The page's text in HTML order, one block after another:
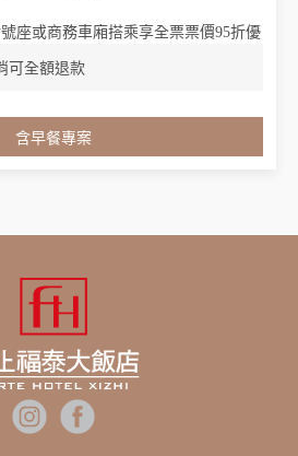
座或商務車廂搭乘享全票票價95折優
心、孩童身分者，享全額票價之5折
餐
洗髮乳、沐浴乳，不再提供其他一次
準客房升等豪華客房(每日限量五
可全額退款
含早餐專案